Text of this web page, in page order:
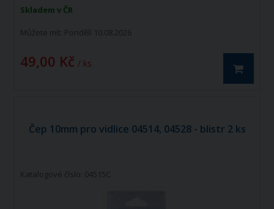
Skladem v ČR
Můžete mít: Pondělí 10.08.2026
49,00 Kč / ks
Čep 10mm pro vidlice 04514, 04528 - blistr 2 ks
Katalogové číslo: 04515C